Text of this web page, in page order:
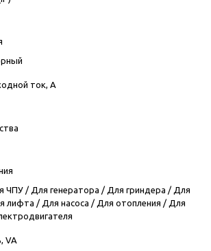
ток, А
ЧПУ/ Для генератора / Для гриндера / Для
лифта / Для насоса / Для отопления / Для
VA